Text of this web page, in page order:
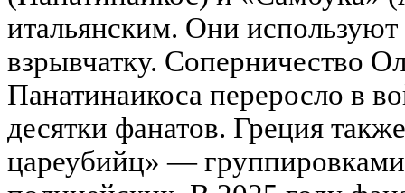
итальянским. Они
взрывчатку. Соперничество
Панатинаикоса переросло в
десятки фанатов. Греция
цареубийц» —